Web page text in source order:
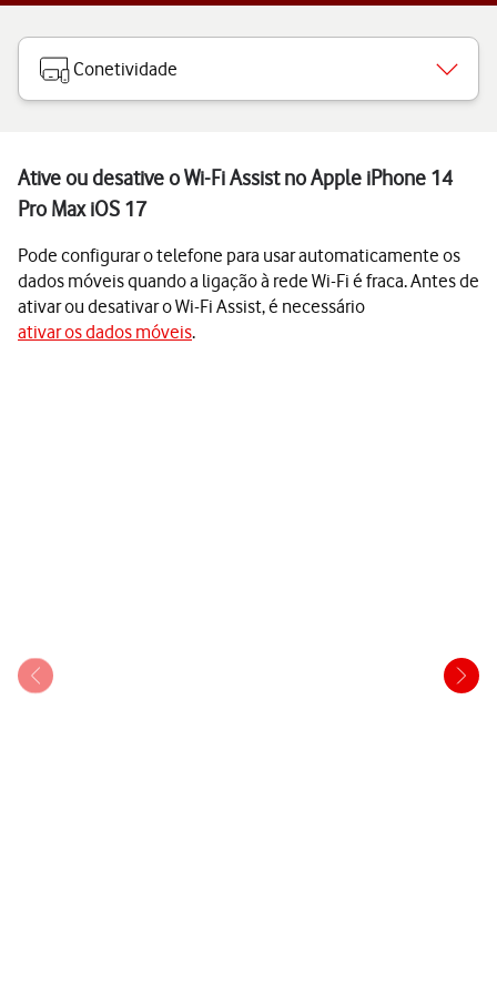
Conetividade
Ative ou desative o Wi-Fi Assist no Apple iPhone 14
Pro Max iOS 17
Pode configurar o telefone para usar automaticamente os
dados móveis quando a ligação à rede Wi-Fi é fraca. Antes de
ativar ou desativar o Wi-Fi Assist, é necessário
ativar os dados móveis.